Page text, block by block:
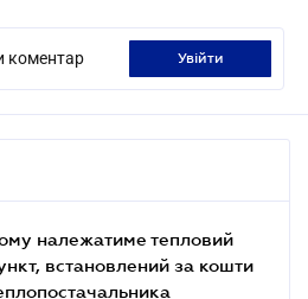
коментар увійти
належатиме тепловий
встановлений за кошти